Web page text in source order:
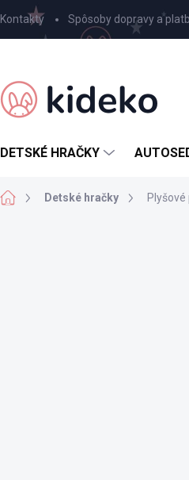
Kontakty Spôsoby dopravy a
DETSKÉ HRAČKY
DomovDetské hračky